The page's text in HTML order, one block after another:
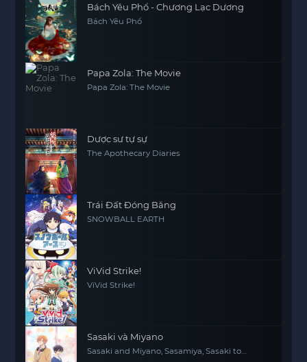
Bách Yêu Phổ - Chương Lạc Dương
Bách Yêu Phổ
Papa Zola: The Movie
Papa Zola: The Movie
Dược sư tự sự
The Apothecary Diaries
Trái Đất Đóng Băng
SNOWBALL EARTH
ViVid Strike!
ViVid Strike!
Sasaki và Miyano
Sasaki and Miyano, Sasamiya, Sasaki to